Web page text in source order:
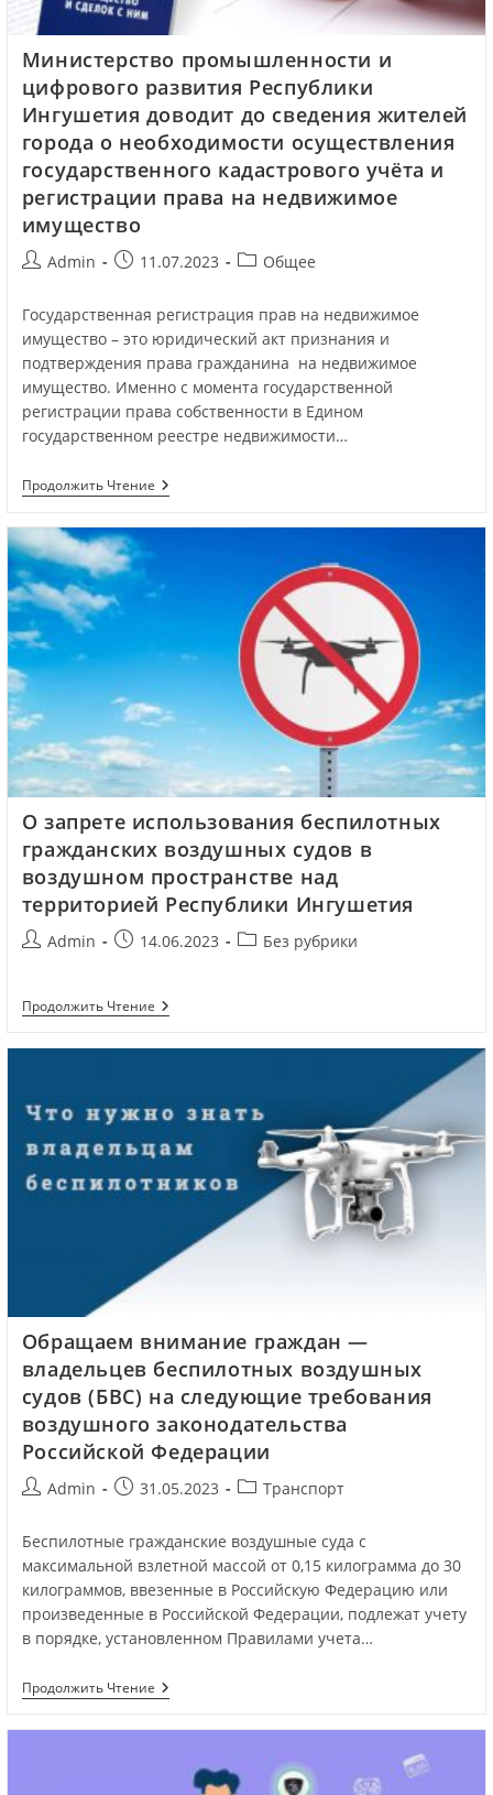
Министерство промышленности и
цифрового развития Республики
Ингушетия доводит до сведения жителей
города о необходимости осуществления
государственного кадастрового учёта и
регистрации права на недвижимое
имущество
Admin 11.07.2023 Общее
Государственная регистрация прав на недвижимое
имущество – это юридический акт признания и
подтверждения права гражданина на недвижимое
имущество. Именно с момента государственной
регистрации права собственности в Едином
государственном реестре недвижимости…
Продолжить Чтение
О запрете использования беспилотных
гражданских воздушных судов в
воздушном пространстве над
территорией Республики Ингушетия
Admin 14.06.2023 Без рубрики
Продолжить Чтение
Обращаем внимание граждан —
владельцев беспилотных воздушных
судов (БВС) на следующие требования
воздушного законодательства
Российской Федерации
Admin 31.05.2023 Транспорт
Беспилотные гражданские воздушные суда с
максимальной взлетной массой от 0,15 килограмма до 30
килограммов, ввезенные в Российскую Федерацию или
произведенные в Российской Федерации, подлежат учету
в порядке, установленном Правилами учета…
Продолжить Чтение